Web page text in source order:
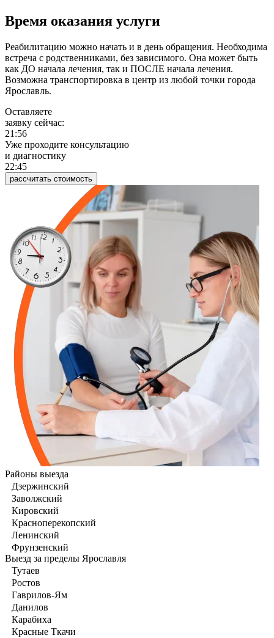
Время оказания услуги
Реабилитацию можно начать и в день обращения. Необходима
встреча с родственниками, без зависимого. Она может быть
как ДО начала лечения, так и ПОСЛЕ начала лечения.
Возможна транспортировка в центр из любой точки города
Ярославль.
Оставляете
заявку сейчас:
21:56
Уже проходите консультацию
и диагностику
22:45
рассчитать стоимость
Районы выезда
Дзержинский
Заволжский
Кировский
Красноперекопский
Ленинский
Фрунзенский
Выезд за пределы Ярославля
Тутаев
Ростов
Гаврилов-Ям
Данилов
Карабиха
Красные Ткачи